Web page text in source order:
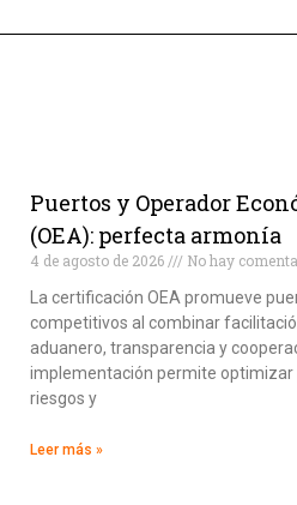
Puertos y Operador
(OEA): perfecta armonía
4 de agosto de 2026
No hay
La certificación OEA promueve
competitivos al combinar
aduanero, transparencia y
implementación permite optimizar
riesgos y
Leer más »